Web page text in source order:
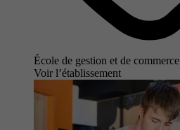
École de gestion et de commerce
Voir l’établissement